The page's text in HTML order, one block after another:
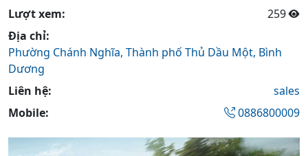
Lượt xem:
259
Địa chỉ:
Phường Chánh Nghĩa, Thành phố Thủ Dầu Một, Bình
Dương
Liên hệ:
sales
Mobile:
0886800009